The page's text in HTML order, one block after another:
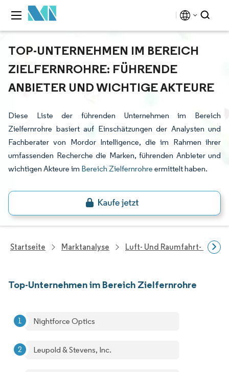
TOP-UNTERNEHMEN IM BEREICH
ZIELFERNROHRE: FÜHRENDE
ANBIETER UND WICHTIGE AKTEURE
Diese Liste der führenden Unternehmen im Bereich
Zielfernrohre basiert auf Einschätzungen der Analysten und
Fachberater von Mordor Intelligence, die im Rahmen ihrer
umfassenden Recherche die Marken, führenden Anbieter und
wichtigen Akteure im Bereich Zielfernrohre ermittelt haben.
Startseite Marktanalyse Luft- Und Raumfahrt- Und
Top-Unternehmen im Bereich Zielfernrohre
Nightforce Optics
Leupold & Stevens, Inc.